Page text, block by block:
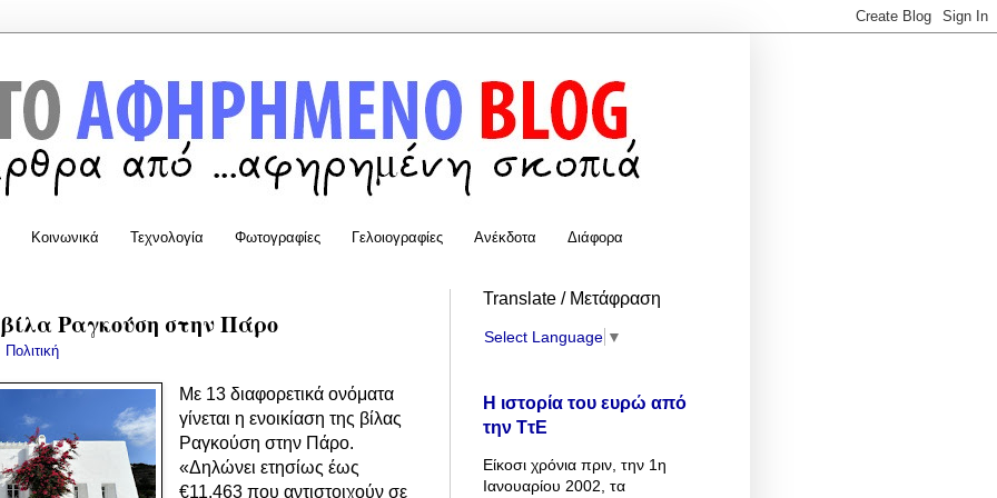
Κοινωνικά Τεχνολογία Φωτογραφίες Γελοιογραφίες Ανέκδοτα Διάφορα
Ραγκούση στην Πάρο
Πολιτική
Με 13 διαφορετικά ονόματα
γίνεται η ενοικίαση της βίλας
Ραγκούση στην Πάρο.
«Δηλώνει ετησίως έως
€11.463 που αντιστοιχούν σε
Translate / Μετάφραση
Select Language ▼
Η ιστορία του ευρώ από
την ΤτΕ
Είκοσι χρόνια πριν, την 1η
Ιανουαρίου 2002, τα